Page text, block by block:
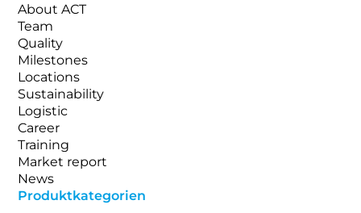
About ACT
Team
Quality
Milestones
Locations
Sustainability
Logistic
Career
Training
Market report
News
Produktkategorien